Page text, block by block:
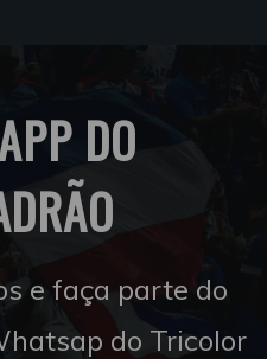
DO
e faça parte do
do Tricolor